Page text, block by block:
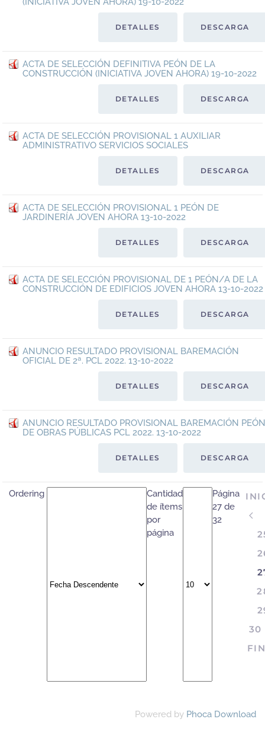
DESCARGA
DETALLES
ACTA DE SELECCIÓN DEFINITIVA PEÓN DE LA
CONSTRUCCIÓN (INICIATIVA JOVEN AHORA) 19-10-2022
DESCARGA
DETALLES
ACTA DE SELECCIÓN PROVISIONAL 1 AUXILIAR
ADMINISTRATIVO SERVICIOS SOCIALES
DESCARGA
DETALLES
ACTA DE SELECCIÓN PROVISIONAL 1 PEÓN DE
JARDINERÍA JOVEN AHORA 13-10-2022
DESCARGA
DETALLES
ACTA DE SELECCIÓN PROVISIONAL DE 1 PEÓN/A DE LA
CONSTRUCCIÓN DE EDIFICIOS JOVEN AHORA 13-10-2022
DESCARGA
DETALLES
ANUNCIO RESULTADO PROVISIONAL BAREMACIÓN
OFICIAL DE 2ª. PCL 2022. 13-10-2022
DESCARGA
DETALLES
ANUNCIO RESULTADO PROVISIONAL BAREMACIÓN PEÓN
DE OBRAS PÚBLICAS PCL 2022. 13-10-2022
DESCARGA
DETALLES
Ordering
Cantidad
de ítems
por
página
Página
27 de
32
30
Powered by Phoca Download